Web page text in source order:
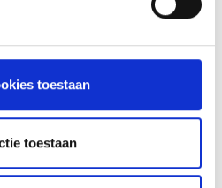
toestaan
toestaan